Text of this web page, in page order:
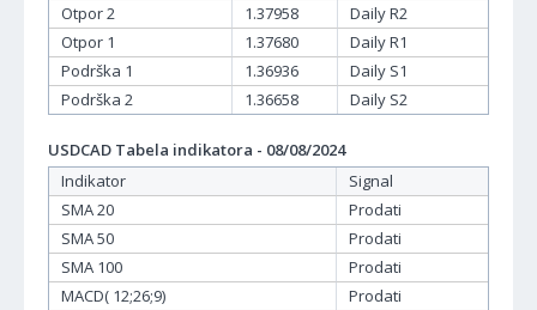
Otpor 2
1.37958
Daily R2
Otpor 1
1.37680
Daily R1
Podrška 1
1.36936
Daily S1
Podrška 2
1.36658 Daily S2
USDCAD Tabela indikatora - 08/08/2024
Indikator
Signal
SMA 20
Prodati
SMA 50
Prodati
SMA 100
Prodati
MACD( 12;26;9)
Prodati